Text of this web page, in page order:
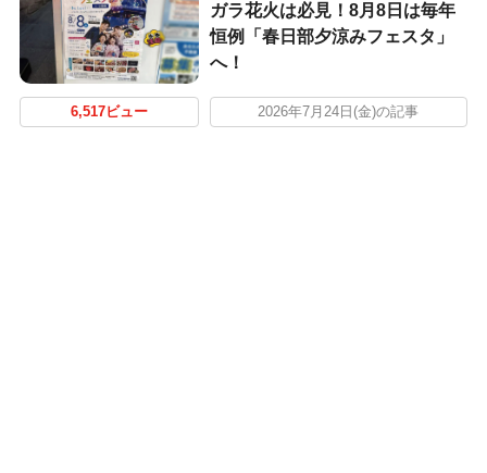
ガラ花火は必見！8月8日は毎年
恒例「春日部夕涼みフェスタ」
へ！
6,517ビュー 2026年7月24日(金)の記事